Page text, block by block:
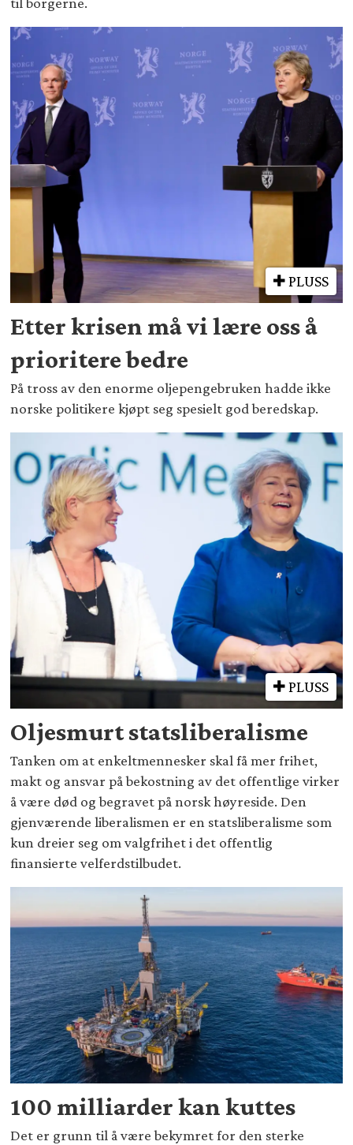
PLUSS
Etter krisen må vi lære oss å
prioritere bedre
På tross av den enorme oljepengebruken hadde ikke
norske politikere kjøpt seg spesielt god beredskap.
PLUSS
Oljesmurt statsliberalisme
Tanken om at enkeltmennesker skal få mer frihet,
makt og ansvar på bekostning av det offentlige virker
å være død og begravet på norsk høyreside. Den
gjenværende liberalismen er en statsliberalisme som
kun dreier seg om valgfrihet i det offentlig
finansierte velferdstilbudet.
100 milliarder kan kuttes
Det er grunn til å være bekymret for den sterke